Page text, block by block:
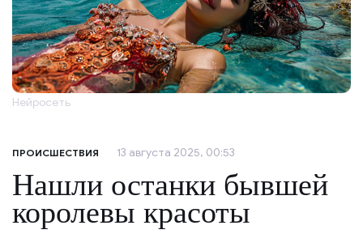
Нейросеть
ПРОИСШЕСТВИЯ 13 августа 2025, 00:53
Нашли останки бывшей
королевы красоты